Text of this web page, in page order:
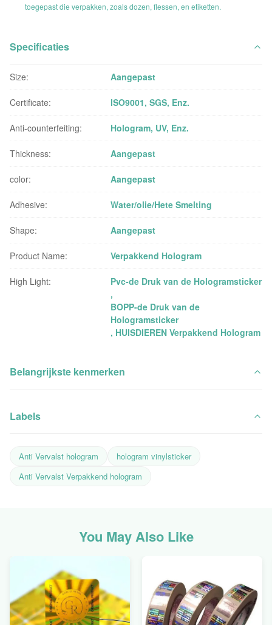
toegepast die verpakken, zoals dozen, flessen, en etiketten.
Specificaties
Size: Aangepast
Certificate: ISO9001, SGS, Enz.
Anti-counterfeiting: Hologram, UV, Enz.
Thickness: Aangepast
color: Aangepast
Adhesive: Water/olie/Hete Smelting
Shape: Aangepast
Product Name: Verpakkend Hologram
High Light:
Pvc-de Druk van de Hologramsticker
,
BOPP-de Druk van de
Hologramsticker
, HUISDIEREN Verpakkend Hologram
Belangrijkste kenmerken
Labels
Anti Vervalst hologram
hologram vinylsticker
Anti Vervalst Verpakkend hologram
You May Also Like